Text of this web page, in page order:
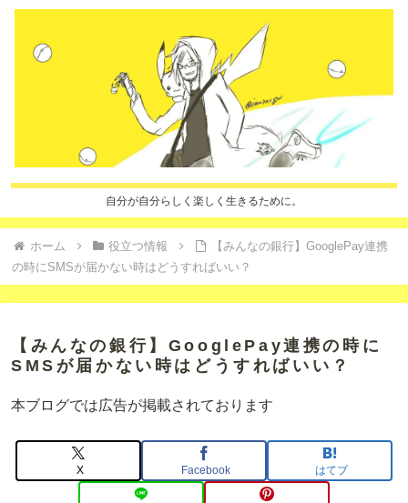
自分が自分らしく楽しく生きるために。
ホーム 役立つ情報
【みんなの銀行】GooglePay連携
の時にSMSが届かない時はどうすればいい？
【みんなの銀行】GooglePay連携の時に
SMSが届かない時はどうすればいい？
本ブログでは広告が掲載されております
X Facebook はてブ